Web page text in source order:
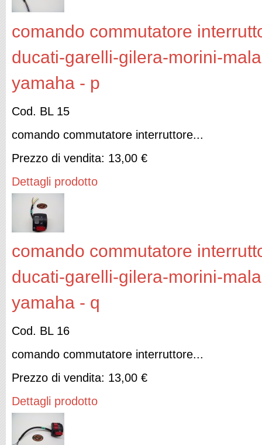
comando commutatore
ducati-garelli-gilera-morini-
yamaha - p
Cod. BL 15
comando commutatore interruttore...
Prezzo di vendita: 13,00 €
Dettagli prodotto
comando commutatore
ducati-garelli-gilera-morini-
yamaha - q
Cod. BL 16
comando commutatore interruttore...
Prezzo di vendita: 13,00 €
Dettagli prodotto